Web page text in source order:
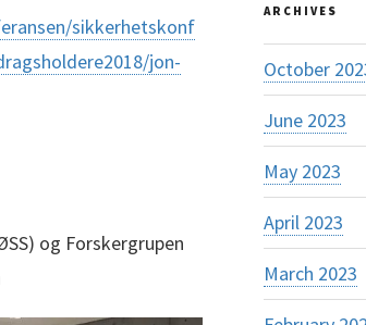
sikkerhetskonf
jon-
og Forskergrupen
ARCHIVES
October
June 2023
May 2023
April 2023
March 2023